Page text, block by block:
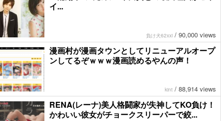
イ...
負け犬62xxi / 90,000 views
漫画村が漫画タウンとしてリニューアルオープ
ンしてるぞｗｗｗ漫画読めるやんの声！
kint / 88,914 views
RENA(レーナ)美人格闘家が失神してKO負け！
かわいい彼女がチョークスリーパーで絞...